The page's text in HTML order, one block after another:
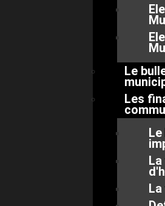
Le
Les